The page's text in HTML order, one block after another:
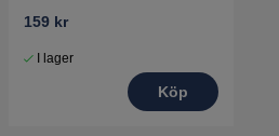
159 kr
I lager
Köp